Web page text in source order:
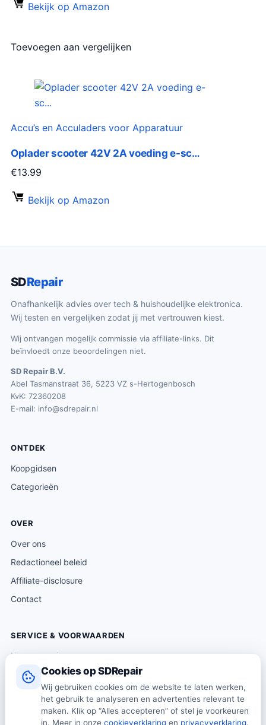
Cookies op SDRepair
Wij gebruiken cookies om de website te laten werken,
het gebruik te analyseren en advertenties relevant te
maken. Klik op “Alles accepteren” of stel je voorkeuren
in. Meer in onze cookieverklaring en privacyverklaring.
Bekijk op Amazon
Toevoegen aan vergelijken
Accu’s en Acculaders voor Apparatuur
Oplader scooter 42V 2A voeding e-sc…
€13.99
Bekijk op Amazon
SDRepair
Onafhankelijk advies over tech & huishoudelijke elektronica.
Wij testen en vergelijken zodat jij met vertrouwen kiest.
Wij ontvangen mogelijk commissie via affiliate-links. Dit
beïnvloedt onze beoordelingen niet.
SD Repair B.V.
Abel Tasmanstraat 36, 5223 VZ s-Hertogenbosch
KvK: 72360208
E-mail: info@sdrepair.nl
ONTDEK
Koopgidsen
Categorieën
OVER
Over ons
Redactioneel beleid
Affiliate-disclosure
Contact
SERVICE & VOORWAARDEN
Klantenservice
Verzending & levering
Retourneren
Algemene voorwaarden